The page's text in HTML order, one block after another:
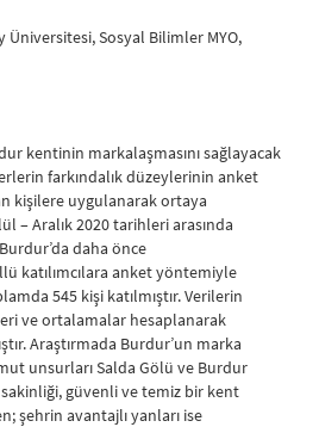
Sosyal Bilimler MYO,
kentinin markalaşmasını sağlayacak
farkındalık düzeylerinin anket
kişilere uygulanarak ortaya
– Aralık 2020 tarihleri arasında
daha önce
katılımcılara anket yöntemiyle
545 kişi katılmıştır. Verilerin
ve ortalamalar hesaplanarak
Araştırmada Burdur’un marka
unsurları Salda Gölü ve Burdur
sakinliği, güvenli ve temiz bir kent
şehrin avantajlı yanları ise